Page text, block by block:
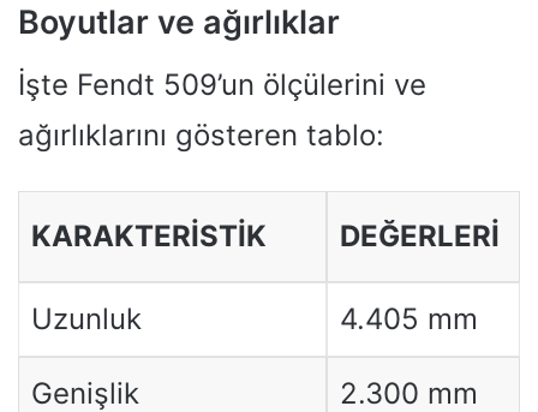
Boyutlar ve ağırlıklar
İşte Fendt 509’un ölçülerini ve
ağırlıklarını gösteren tablo:
KARAKTERISTIK DEĞERLERI
Uzunluk 4.405 mm
Genişlik 2.300 mm